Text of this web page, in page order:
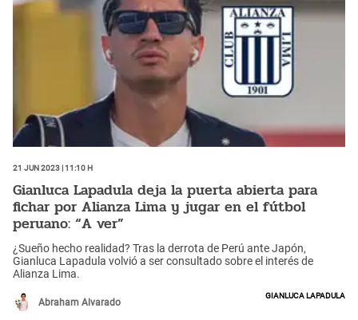
21 Jun 2023 | 11:10 h
Gianluca Lapadula deja la puerta abierta para
fichar por Alianza Lima y jugar en el fútbol
peruano: “A ver”
¿Sueño hecho realidad? Tras la derrota de Perú ante Japón,
Gianluca Lapadula volvió a ser consultado sobre el interés de
Alianza Lima.
Abraham Alvarado
Gianluca Lapadula